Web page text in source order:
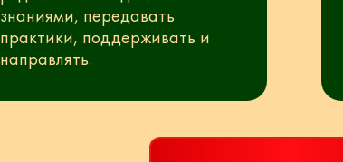
знаниями, передавать
практики, поддерживать и
направлять.